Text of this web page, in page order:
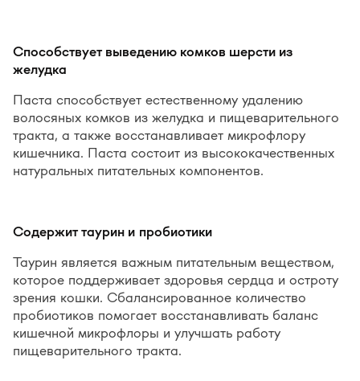
Способствует выведению комков шерсти из
желудка
Паста способствует естественному удалению
волосяных комков из желудка и пищеварительного
тракта, а также восстанавливает микрофлору
кишечника. Паста состоит из высококачественных
натуральных питательных компонентов.
Содержит таурин и пробиотики
Таурин является важным питательным веществом,
которое поддерживает здоровья сердца и остроту
зрения кошки. Сбалансированное количество
пробиотиков помогает восстанавливать баланс
кишечной микрофлоры и улучшать работу
пищеварительного тракта.